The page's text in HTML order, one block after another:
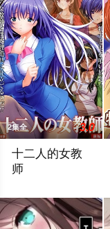
2集全 3.0
十二人的女教
师